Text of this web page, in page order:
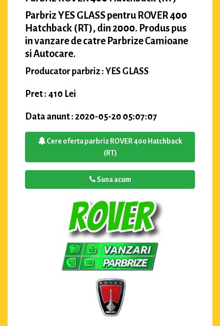
Parbriz YES GLASS pentru ROVER 400
Hatchback (RT), din 2000. Produs pus
in vanzare de catre Parbrize Camioane
si Autocare.
Producator parbriz : YES GLASS
Pret : 410 Lei
Data anunt : 2020-05-20 05:07:07
Cere oferta parbriz ROVER 400 Hatchback
(RT)
Suna acum